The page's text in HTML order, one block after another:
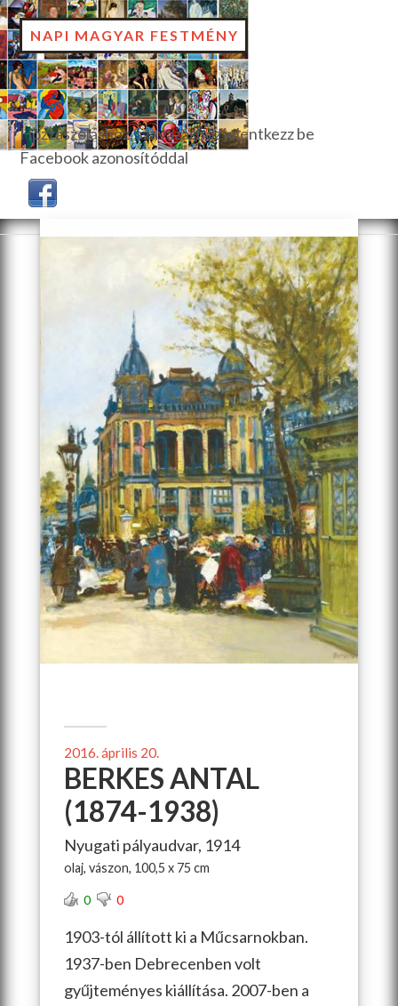
NAPI MAGYAR FESTMÉNY
Hozzászóláshoz, szavazáshoz jelentkezz be
Facebook azonosítóddal
2016. április 20.
BERKES ANTAL
(1874-1938)
Nyugati pályaudvar, 1914
olaj, vászon, 100,5 x 75 cm
0 0
1903-tól állított ki a Műcsarnokban.
1937-ben Debrecenben volt
gyűjteményes kiállítása. 2007-ben a